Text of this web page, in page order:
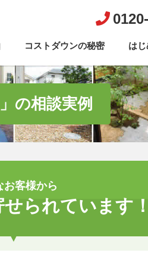
コストダウンの秘密 は
の相談実例
お客様から
せられています